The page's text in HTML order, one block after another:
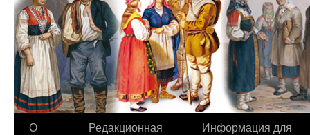
Перейти
О
Редакционная
Информация для